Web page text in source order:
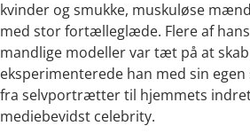
kvinder og smukke, muskuløse
med stor fortælleglæde. Flere af
mandlige modeller var tæt på at
eksperimenterede han med sin
fra selvportrætter til hjemmets
mediebevidst celebrity.